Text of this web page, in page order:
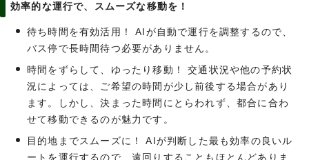
効率的な運行で、スムーズな移動を！
待ち時間を有効活用！ AIが自動で運行を調整するので、
バス停で長時間待つ必要がありません。
時間をずらして、ゆったり移動！ 交通状況や他の予約状
況によっては、ご希望の時間が少し前後する場合があり
ます。しかし、決まった時間にとらわれず、都合に合わ
せて移動できるのが魅力です。
目的地までスムーズに！ AIが判断した最も効率の良いル
ートを運行するので、遠回りすることもほとんどありま